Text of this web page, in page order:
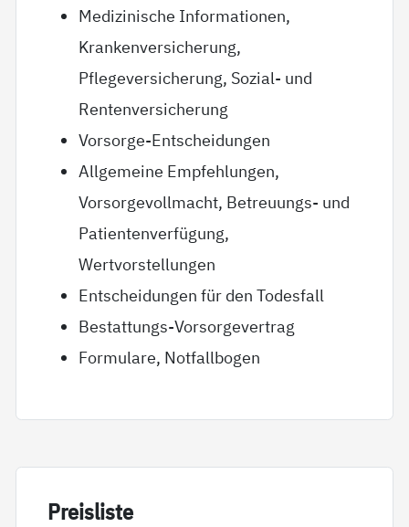
Medizinische Informationen,
Krankenversicherung,
Pflegeversicherung, Sozial- und
Rentenversicherung
Vorsorge-Entscheidungen
Allgemeine Empfehlungen,
Vorsorgevollmacht, Betreuungs- und
Patientenverfügung,
Wertvorstellungen
Entscheidungen für den Todesfall
Bestattungs-Vorsorgevertrag
Formulare, Notfallbogen
Preis­lis­te